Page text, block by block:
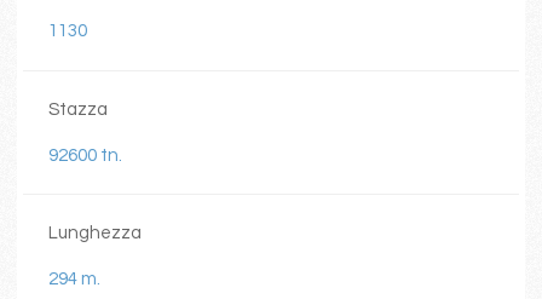
1130
Stazza
92600 tn.
Lunghezza
294 m.